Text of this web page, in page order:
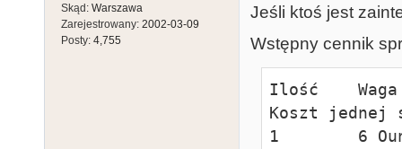
Skąd: Warszawa
Zarejestrowany: 2002-03-09
Posty: 4,755
Jeśli ktoś jest
Wstępny cennik
Ilość
Koszt jednej
1        6